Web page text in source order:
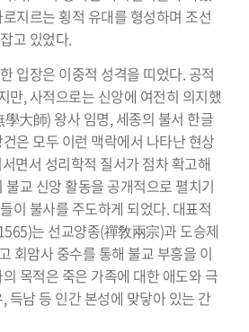
지르는 횡적 유대를 형성하며 조선
고 있었다.
입장은 이중적 성격을 띠었다. 공적
만, 사적으로는 신앙에 여전히 의지했
大師) 왕사 임명, 세종의 불서 한글
은 모두 이런 맥락에서 나타난 현상
면서 성리학적 질서가 점차 확고해
불교 신앙 활동을 공개적으로 펼치기
이 불사를 주도하게 되었다. 대표적
는 선교양종(禪敎兩宗)과 도승제
회암사 중수를 통해 불교 부흥을 이
목적은 죽은 가족에 대한 애도와 극
득남 등 인간 본성에 맞닿아 있는 간